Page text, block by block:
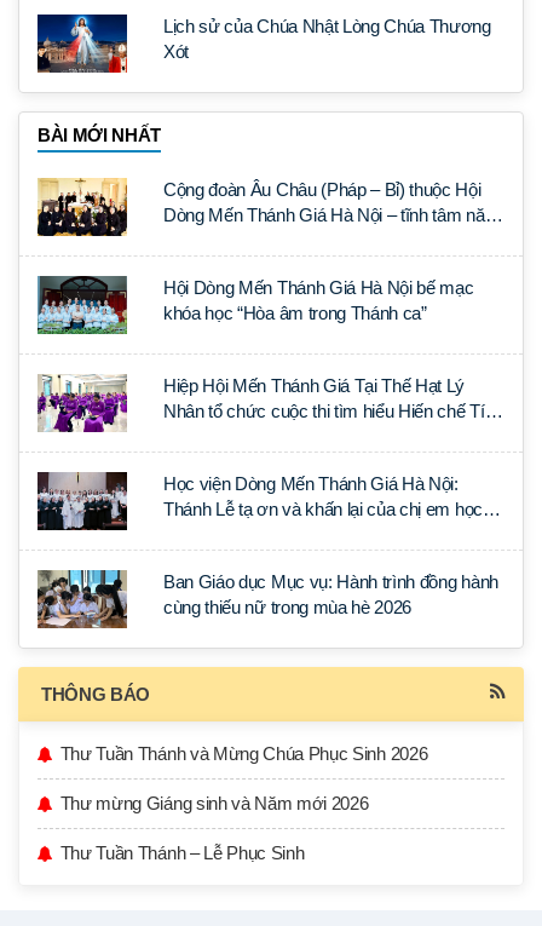
Lịch sử của Chúa Nhật Lòng Chúa Thương
Xót
BÀI MỚI NHẤT
Cộng đoàn Âu Châu (Pháp – Bỉ) thuộc Hội
Dòng Mến Thánh Giá Hà Nội – tĩnh tâm năm
Hội Dòng Mến Thánh Giá Hà Nội bế mạc
khóa học “Hòa âm trong Thánh ca”
Hiệp Hội Mến Thánh Giá Tại Thế Hạt Lý
Nhân tổ chức cuộc thi tìm hiểu Hiến chế Tín
Học viện Dòng Mến Thánh Giá Hà Nội:
Thánh Lễ tạ ơn và khấn lại của chị em học
Ban Giáo dục Mục vụ: Hành trình đồng hành
cùng thiếu nữ trong mùa hè 2026
THÔNG BÁO
Thư Tuần Thánh và Mừng Chúa Phục Sinh 2026
Thư mừng Giáng sinh và Năm mới 2026
Thư Tuần Thánh – Lễ Phục Sinh